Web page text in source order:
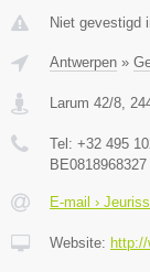
Niet gevestigd
Antwerpen »
Larum 42/8
Tel: +32 495
BE0818968327
E-mail ›
Website: